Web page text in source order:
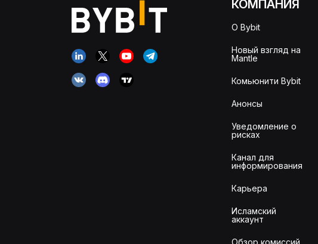
КОМПАНИЯ
О Bybit
Новый взгляд на
Mantle
Комьюнити Bybit
Анонсы
Уведомление о
рисках
Канал для
информирования
Карьера
Исламский
аккаунт
Обзор комиссий